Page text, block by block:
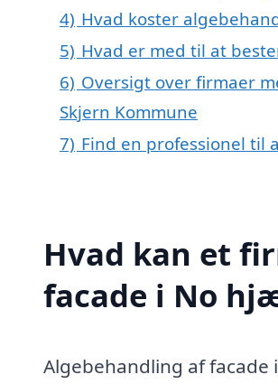
4) Hvad koster
5) Hvad er med til at
6) Oversigt over firmaer
Skjern Kommune
7) Find en professionel til
Hvad kan et
facade i No
Algebehandling af facade